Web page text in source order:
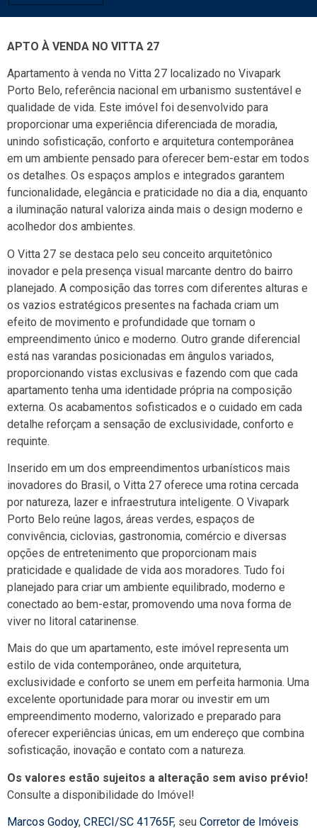
APTO À VENDA NO VITTA 27
Apartamento à venda no Vitta 27 localizado no Vivapark
Porto Belo, referência nacional em urbanismo sustentável e
qualidade de vida. Este imóvel foi desenvolvido para
proporcionar uma experiência diferenciada de moradia,
unindo sofisticação, conforto e arquitetura contemporânea
em um ambiente pensado para oferecer bem-estar em todos
os detalhes. Os espaços amplos e integrados garantem
funcionalidade, elegância e praticidade no dia a dia, enquanto
a iluminação natural valoriza ainda mais o design moderno e
acolhedor dos ambientes.
O Vitta 27 se destaca pelo seu conceito arquitetônico
inovador e pela presença visual marcante dentro do bairro
planejado. A composição das torres com diferentes alturas e
os vazios estratégicos presentes na fachada criam um
efeito de movimento e profundidade que tornam o
empreendimento único e moderno. Outro grande diferencial
está nas varandas posicionadas em ângulos variados,
proporcionando vistas exclusivas e fazendo com que cada
apartamento tenha uma identidade própria na composição
externa. Os acabamentos sofisticados e o cuidado em cada
detalhe reforçam a sensação de exclusividade, conforto e
requinte.
Inserido em um dos empreendimentos urbanísticos mais
inovadores do Brasil, o Vitta 27 oferece uma rotina cercada
por natureza, lazer e infraestrutura inteligente. O Vivapark
Porto Belo reúne lagos, áreas verdes, espaços de
convivência, ciclovias, gastronomia, comércio e diversas
opções de entretenimento que proporcionam mais
praticidade e qualidade de vida aos moradores. Tudo foi
planejado para criar um ambiente equilibrado, moderno e
conectado ao bem-estar, promovendo uma nova forma de
viver no litoral catarinense.
Mais do que um apartamento, este imóvel representa um
estilo de vida contemporâneo, onde arquitetura,
exclusividade e conforto se unem em perfeita harmonia. Uma
excelente oportunidade para morar ou investir em um
empreendimento moderno, valorizado e preparado para
oferecer experiências únicas, em um endereço que combina
sofisticação, inovação e contato com a natureza.
Os valores estão sujeitos a alteração sem aviso prévio!
Consulte a disponibilidade do Imóvel!
Marcos Godoy, CRECI/SC 41765F, seu Corretor de Imóveis